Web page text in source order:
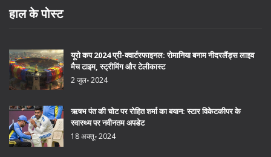
हाल के पोस्ट
यूरो कप 2024 प्री-क्वार्टरफाइनल: रोमानिया बनाम नीदरलैंड्स लाइव
मैच टाइम, स्ट्रीमिंग और टेलीकास्ट
2 जुल॰ 2024
ऋषभ पंत की चोट पर रोहित शर्मा का बयान: स्टार विकेटकीपर के
स्वास्थ्य पर नवीनतम अपडेट
18 अक्तू॰ 2024